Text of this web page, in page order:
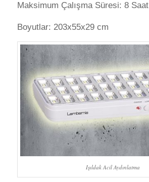
Maksimum Çalışma Süresi: 8 Saat
Boyutlar: 203x55x29 cm
Işıldak Acil Aydınlatma